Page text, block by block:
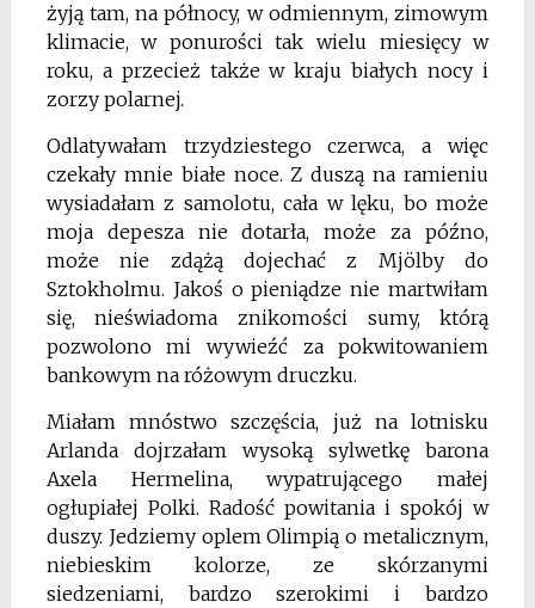
żyją tam, na północy, w odmiennym, zimowym
klimacie, w ponurości tak wielu miesięcy w
roku, a przecież także w kraju białych nocy i
zorzy polarnej.
Odlatywałam trzydziestego czerwca, a więc
czekały mnie białe noce. Z duszą na ramieniu
wysiadałam z samolotu, cała w lęku, bo może
moja depesza nie dotarła, może za późno,
może nie zdążą dojechać z Mjölby do
Sztokholmu. Jakoś o pieniądze nie martwiłam
się, nieświadoma znikomości sumy, którą
pozwolono mi wywieźć za pokwitowaniem
bankowym na różowym druczku.
Miałam mnóstwo szczęścia, już na lotnisku
Arlanda dojrzałam wysoką sylwetkę barona
Axela Hermelina, wypatrującego małej
ogłupiałej Polki. Radość powitania i spokój w
duszy. Jedziemy oplem Olimpią o metalicznym,
niebieskim kolorze, ze skórzanymi
siedzeniami, bardzo szerokimi i bardzo